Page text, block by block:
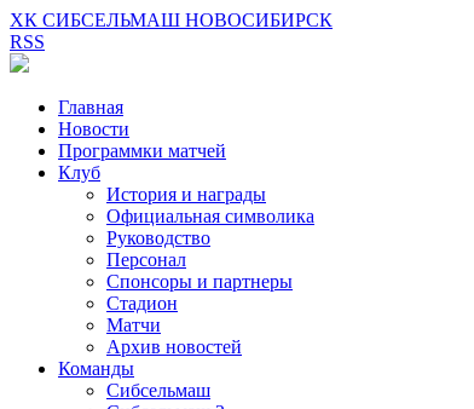
ХК СИБСЕЛЬМАШ НОВОСИБИРСК
RSS
Главная
Новости
Программки матчей
Клуб
История и награды
Официальная символика
Руководство
Персонал
Спонсоры и партнеры
Стадион
Матчи
Архив новостей
Команды
Сибсельмаш